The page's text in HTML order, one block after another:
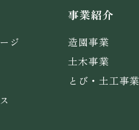
ジ
事業紹介
造園事業
土木事業
とび・土工事業